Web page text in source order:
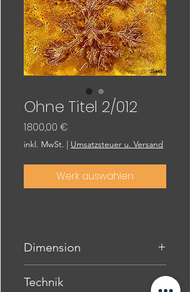
Ohne Titel 2/012
1.800,00 €
inkl. MwSt. | Umsatzsteuer u. Versand
Werk auswählen
Dimension
Technik